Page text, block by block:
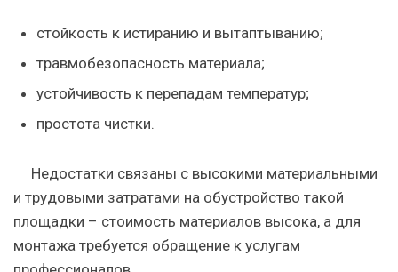
стойкость к истиранию и вытаптыванию;
травмобезопасность материала;
устойчивость к перепадам температур;
простота чистки.
Недостатки связаны с высокими материальными
и трудовыми затратами на обустройство такой
площадки – стоимость материалов высока, а для
монтажа требуется обращение к услугам